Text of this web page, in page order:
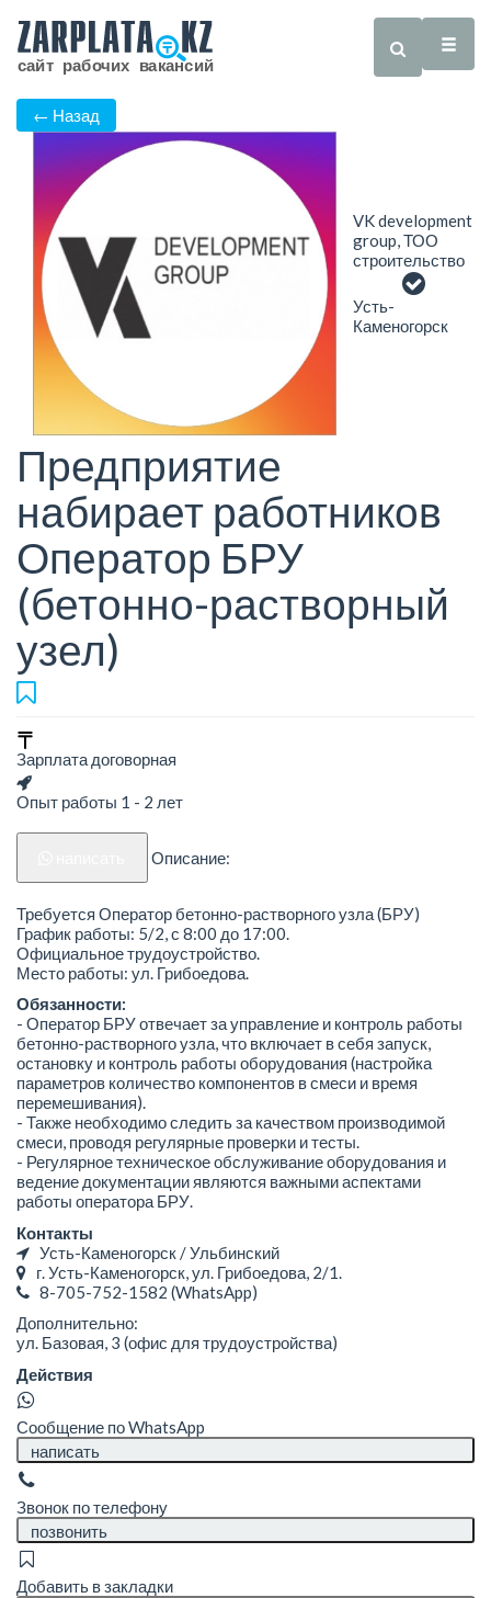
← Назад
VK development
group, ТОО
строительство
Усть-
Каменогорск
Предприятие
набирает работников
Оператор БРУ
(бетонно-растворный
узел)
Зарплата договорная
Опыт работы 1 - 2 лет
Описание:
Требуется Оператор бетонно-растворного узла (БРУ)
График работы: 5/2, с 8:00 до 17:00.
Официальное трудоустройство.
Место работы: ул. Грибоедова.
Обязанности:
- Оператор БРУ отвечает за управление и контроль работы
бетонно-растворного узла, что включает в себя запуск,
остановку и контроль работы оборудования (настройка
параметров количество компонентов в смеси и время
перемешивания).
- Также необходимо следить за качеством производимой
смеси, проводя регулярные проверки и тесты.
- Регулярное техническое обслуживание оборудования и
ведение документации являются важными аспектами
работы оператора БРУ.
Контакты
Усть-Каменогорск / Ульбинский
г. Усть-Каменогорск, ул. Грибоедова, 2/1.
8-705-752-1582 (WhatsApp)
Дополнительно:
ул. Базовая, 3 (офис для трудоустройства)
Действия
Сообщение по WhatsApp
написать
Звонок по телефону
позвонить
Добавить в закладки